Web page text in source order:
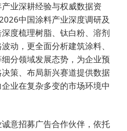
业深耕经验与权威数据资
中国涂料产业深度调研及
度梳理树脂、钛白粉、溶剂
动，更全面分析建筑涂料、
分领域发展态势，为企业预
策、布局新兴赛道提供数据
业在复杂多变的市场环境中
意招募广告合作伙伴，依托